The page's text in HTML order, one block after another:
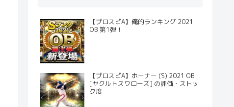
【プロスピA】俺的ランキング 2021
OB 第1弾！
【プロスピA】ホーナー (S) 2021 OB
[ヤクルトスワローズ] の評価・ストッ
ク度